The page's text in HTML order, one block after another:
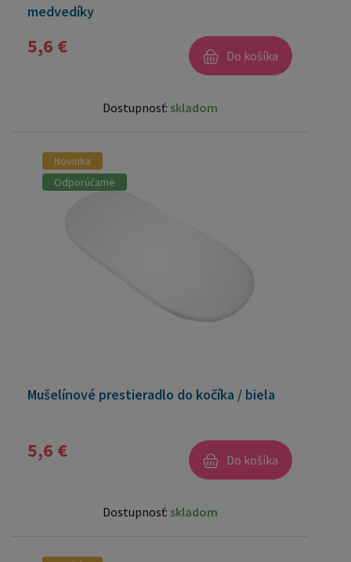
medvedíky
5,6 € Do košíka
Dostupnosť: skladom
Novinka
Odporúčame
Mušelínové prestieradlo do kočíka / biela
5,6 € Do košíka
Dostupnosť: skladom